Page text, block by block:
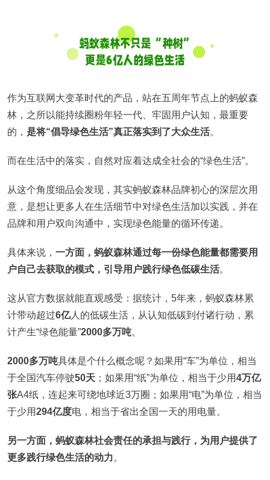
作为互联网大变革时代的产品，站在五周年节点上的蚂蚁森
林，之所以能持续圈粉年轻一代、牢固用户认知，最重要
的， 是将“倡导绿色生活”真正落实到了大众生活。
而在生活中的落实，自然对应着达成全社会的“绿色生活”。
从这个角度细品会发现，其实蚂蚁森林品牌初心的深层次用
意，是想让更多人在生活细节中对绿色生活加以实践，并在
品牌和用户双向沟通中，实现绿色能量的循环传递。
具体来说， 一方面，蚂蚁森林通过每一份绿色能量都需要用
户自己去获取的模式，引导用户践行绿色低碳生活。
这从官方数据就能直观感受：据统计，5年来，蚂蚁森林累
计带动超过6亿人的低碳生活，从认知低碳到付诸行动，累
计产生“绿色能量”2000多万吨。
2000多万吨具体是个什么概念呢？如果用“车”为单位，相当
于全国汽车停驶50天 ；如果用“纸”为单位，相当于少用4万亿
张A4纸，连起来可绕地球近3万圈；如果用“电”为单位，相当
于少用294亿度电，相当于省出全国一天的用电量。
另一方面，蚂蚁森林社会责任的承担与践行，为用户提供了
更多践行绿色生活的动力。